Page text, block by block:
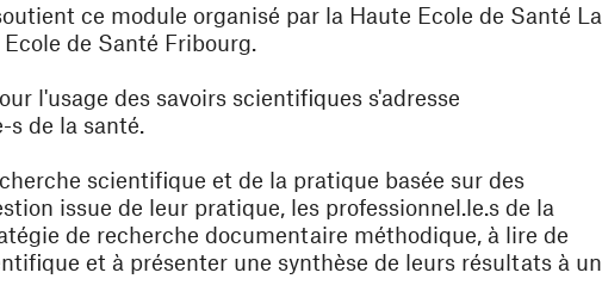
ce module organisé par la Haute Ecole de Santé La
de Santé Fribourg.
l'usage des savoirs scientifiques s'adresse
de la santé.
scientifique et de la pratique basée sur des
issue de leur pratique, les professionnel.le.s de la
de recherche documentaire méthodique, à lire de
et à présenter une synthèse de leurs résultats à un